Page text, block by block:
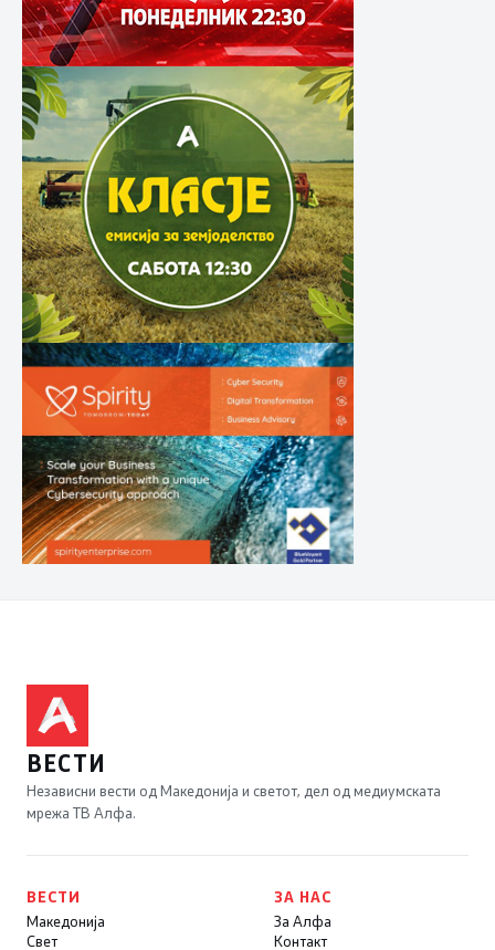
ВЕСТИ
Независни вести од Македонија и светот, дел од медиумската
мрежа ТВ Алфа.
ВЕСТИ
Македонија
Свет
ЗА НАС
За Алфа
Контакт